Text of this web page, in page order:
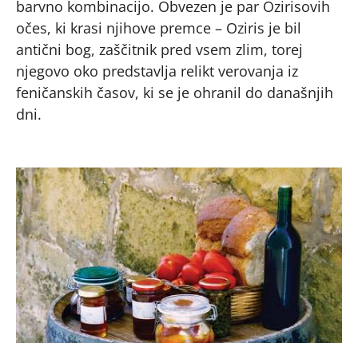
barvno kombinacijo. Obvezen je par Ozirisovih
očes, ki krasi njihove premce – Oziris je bil
antični bog, zaščitnik pred vsem zlim, torej
njegovo oko predstavlja relikt verovanja iz
feničanskih časov, ki se je ohranil do današnjih
dni.